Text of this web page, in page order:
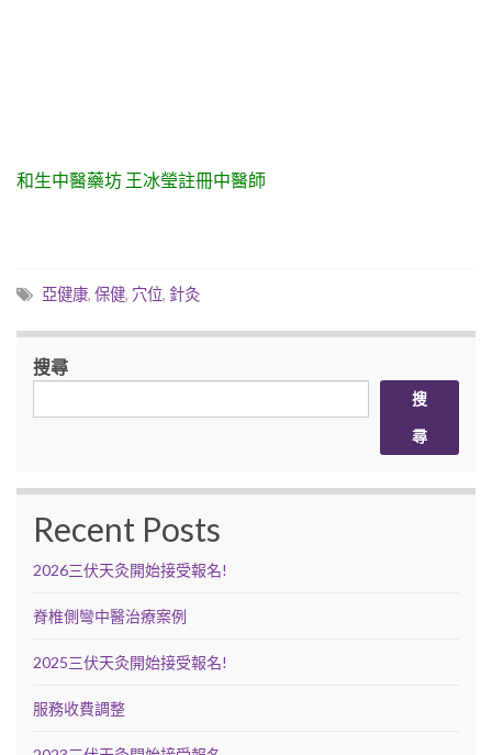
和生中醫藥坊 王冰瑩註冊中醫師
亞健康, 保健, 穴位, 針灸
搜尋
搜
尋
Recent Posts
2026三伏天灸開始接受報名!
脊椎側彎中醫治療案例
2025三伏天灸開始接受報名!
服務收費調整